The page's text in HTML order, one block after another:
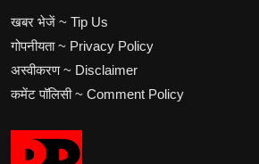
खबर भेजें ~ Tip Us
गोपनीयता ~ Privacy Policy
अस्वीकरण ~ Disclaimer
कमेंट पॉलिसी ~ Comment Policy